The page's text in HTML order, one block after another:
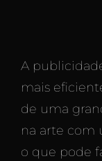
A
mais
de uma
na arte com
o que pode